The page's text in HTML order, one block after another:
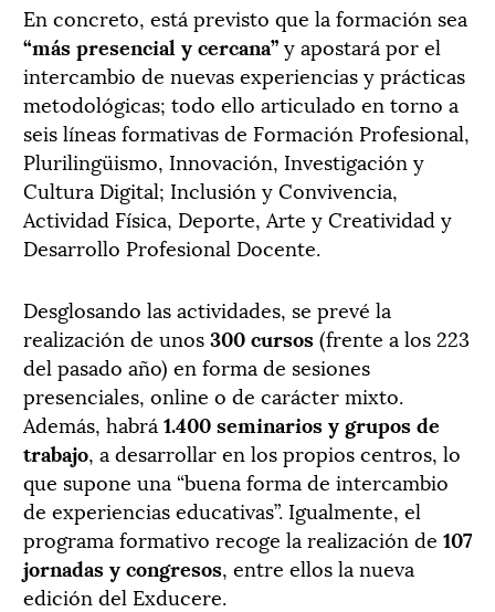
En concreto, está previsto que la formación sea
“más presencial y cercana”y apostará por el
intercambio de nuevas experiencias y prácticas
metodológicas; todo ello articulado en torno a
seis líneas formativas de Formación Profesional,
Plurilingüismo, Innovación, Investigación y
Cultura Digital; Inclusión y Convivencia,
Actividad Física, Deporte, Arte y Creatividad y
Desarrollo Profesional Docente.
Desglosando las actividades, se prevé la
realización de unos300 cursos(frente a los 223
del pasado año) en forma de sesiones
presenciales, online o de carácter mixto.
Además, habrá 1.400 seminarios y grupos de
trabajo, a desarrollar en los propios centros, lo
que supone una “buena forma de intercambio
de experiencias educativas”. Igualmente, el
programa formativo recoge la realización de 107
jornadas y congresos, entre ellos la nueva
edición del Exducere.